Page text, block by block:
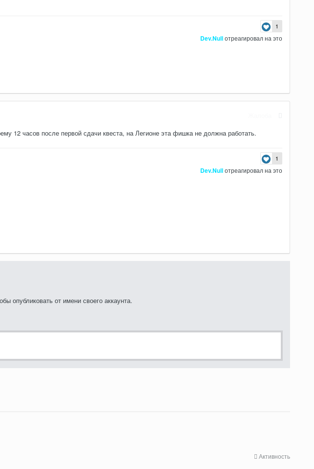
1
Dev.Nullотреагировал на это
12 часов после первой сдачи квеста, на Легионе эта фишка не должна работать.
1
Dev.Nullотреагировал на это
опубликовать от имени своего аккаунта.
Активность